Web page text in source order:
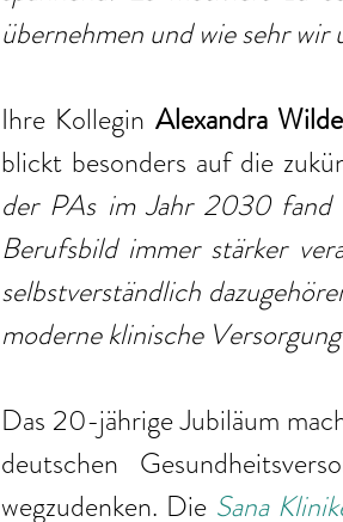
übernehmen und wie sehr wir
Ihre Kollegin Alexandra Wilde
blickt besonders auf die
der PAs im Jahr 2030 fand
Berufsbild immer stärker
selbstverständlich
moderne klinische
Das 20-jährige Jubiläum
deutschen
wegzudenken. Die Sana